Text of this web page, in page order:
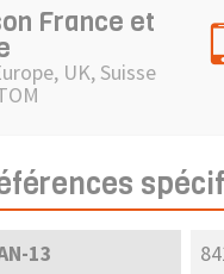
France et
UK, Suisse
13